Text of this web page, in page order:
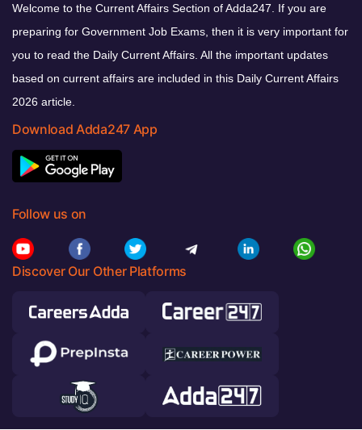
Welcome to the Current Affairs Section of Adda247. If you are
preparing for Government Job Exams, then it is very important for
you to read the Daily Current Affairs. All the important updates
based on current affairs are included in this Daily Current Affairs
2026 article.
Download Adda247 App
Follow us on
Discover Our Other Platforms